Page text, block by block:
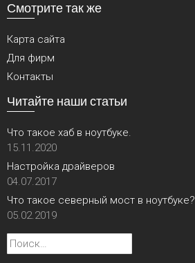
Смотрите так же
Карта сайта
Для фирм
Контакты
Читайте наши статьи
Что такое хаб в ноутбуке.
15.11.2020
Настройка драйверов
04.07.2017
Что такое северный мост в ноутбуке?
05.02.2019
Найти: